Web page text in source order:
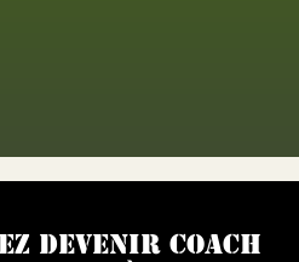
DEVENIR COACH